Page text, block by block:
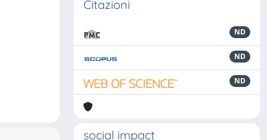
Citazioni
ND
ND
ND
social impact